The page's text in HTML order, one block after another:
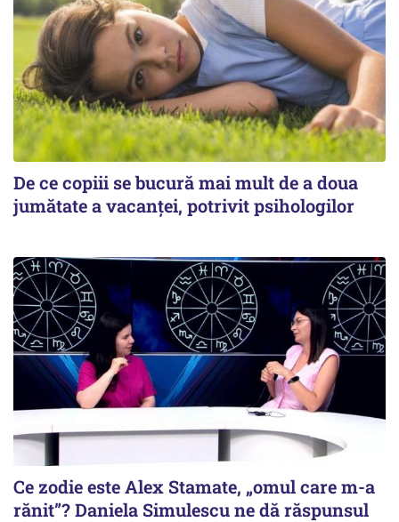
De ce copiii se bucură mai mult de a doua
jumătate a vacanței, potrivit psihologilor
Ce zodie este Alex Stamate, „omul care m-a
rănit”? Daniela Simulescu ne dă răspunsul